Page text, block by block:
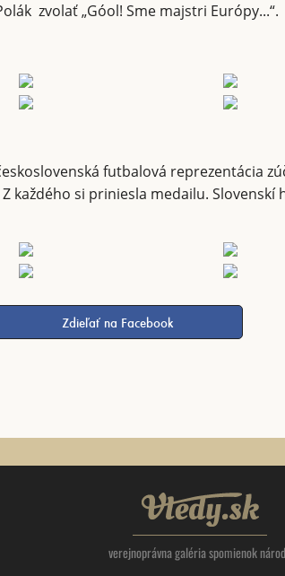
zvolať „Góol! Sme majstri Európy...“.
futbalová reprezentácia
každého si priniesla medailu. Slovenskí
Zdieľať na Facebook
Vtedy.sk
verejnoprávna galéria spomienok